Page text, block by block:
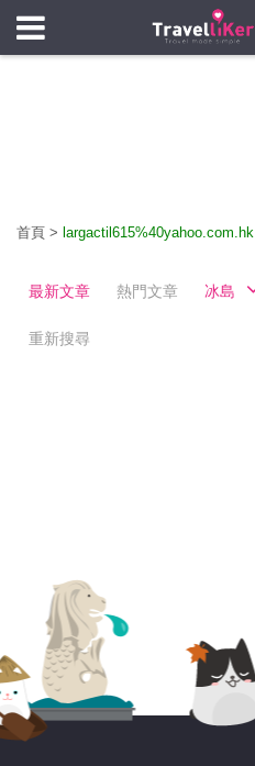
首頁 > largactil615%40yahoo.com.hk
最新文章 熱門文章 冰島
重新搜尋